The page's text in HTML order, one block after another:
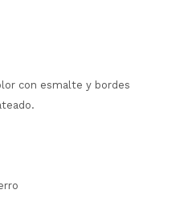
con esmalte y bordes